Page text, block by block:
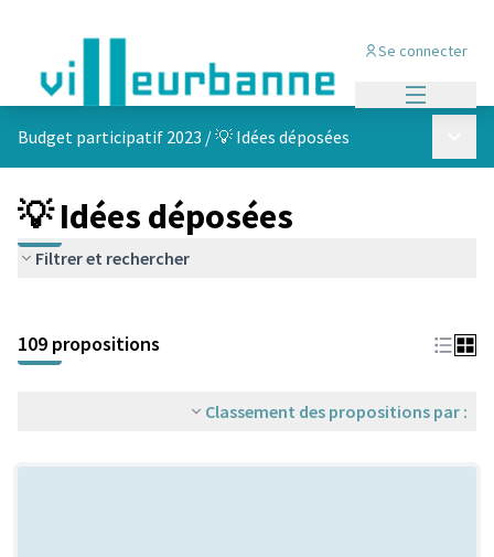
Se connecter
Budget participatif 2023 /💡 Idées déposées
💡 Idées déposées
Filtrer et rechercher
+
−
109 propositions
Classement des propositions par :